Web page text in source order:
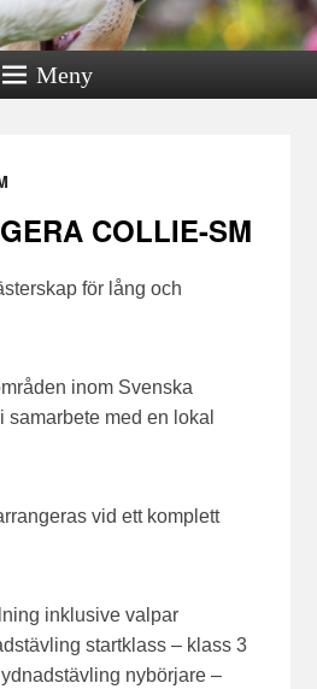
Meny
COLLIE-SM
för lång och
inom Svenska
med en lokal
vid ett komplett
inklusive valpar
startklass – klass 3
nybörjare –